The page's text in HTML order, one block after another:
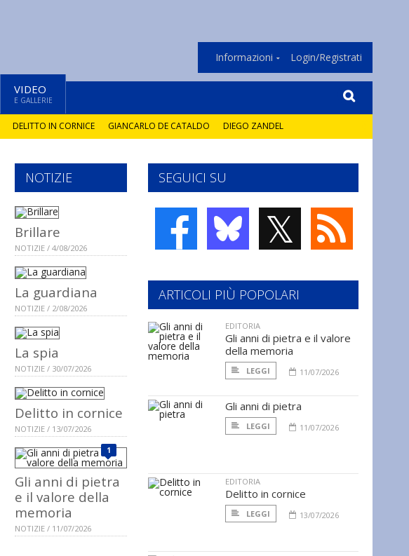
Informazioni Login/Registrati
VIDEO
E GALLERIE
DELITTO IN CORNICE GIANCARLO DE CATALDO DIEGO ZANDEL
SEGUICI SU
𝕏
NOTIZIE
Brillare
NOTIZIE / 4/08/2026
La guardiana
NOTIZIE / 2/08/2026
La spia
NOTIZIE / 30/07/2026
Delitto in cornice
NOTIZIE / 13/07/2026
1
Gli anni di pietra
e il valore della
memoria
NOTIZIE / 11/07/2026
ARTICOLI PIÙ POPOLARI
EDITORIA
Gli anni di pietra e il valore
della memoria
LEGGI 11/07/2026
Gli anni di pietra
LEGGI 11/07/2026
EDITORIA
Delitto in cornice
LEGGI 13/07/2026